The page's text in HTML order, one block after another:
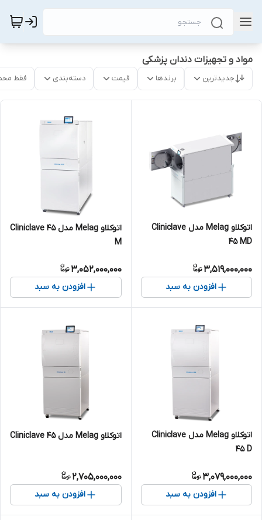
مواد و تجهیزات دندان پزشکی
جدیدترین برندها قیمت دسته‌بندی فقط
اتوکلاو Melag مدل Cliniclave
45 MD
3,519,000,000
افزودن به سبد
اتوکلاو Melag مدل Cliniclave 45
M
3,052,000,000
افزودن به سبد
اتوکلاو Melag مدل Cliniclave
45 D
3,079,000,000
افزودن به سبد
اتوکلاو Melag مدل Cliniclave 45
2,705,000,000
افزودن به سبد